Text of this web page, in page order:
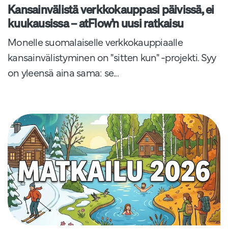
Kansainvälistä verkkokauppasi päivissä, ei
kuukausissa – atFlow’n uusi ratkaisu
Monelle suomalaiselle verkkokauppiaalle
kansainvälistyminen on "sitten kun" -projekti. Syy
on yleensä aina sama: se...